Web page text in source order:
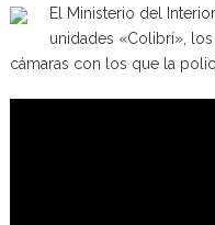
El Ministerio del
unidades «Colibrí»,
cámaras con los que la